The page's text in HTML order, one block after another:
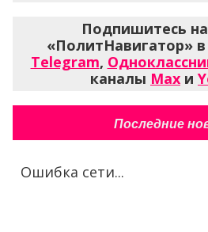
Подпишитесь
«ПолитНавигатор» в
Telegram,
каналы Max и
Последние
Ошибка сети...